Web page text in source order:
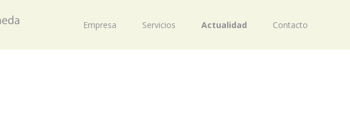
Empresa Servicios Actualidad Contacto